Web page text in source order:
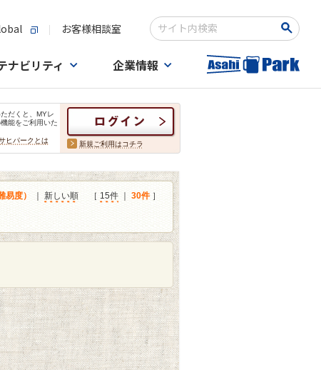
お客様相談室
検索キーワード入力
ナビリティ 企業情報
だくと、MYレ
能をご利用いた
ヒパークとは 新規ご利用はコチラ
易度） 新しい順 ［ 15件 30件 ］